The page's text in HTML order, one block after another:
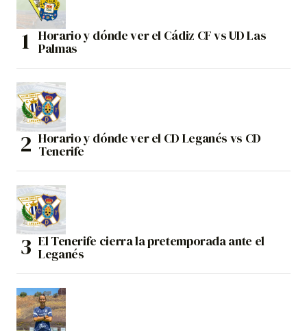
Horario y dónde ver el Cádiz CF vs UD Las
Palmas
Horario y dónde ver el CD Leganés vs CD
Tenerife
El Tenerife cierra la pretemporada ante el
Leganés